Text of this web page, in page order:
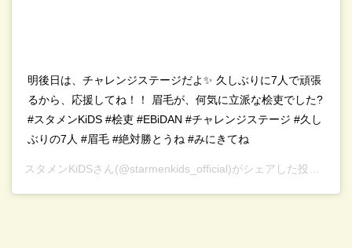
明後日は、チャレンジステージだよ✨ 久しぶりに7人で頑張
るから、応援してね！！ 眉毛が、何気に立派な桧吏でした?
#スタメンKiDS #桧吏 #EBiDAN #チャレンジステージ #久し
ぶりの7人 #眉毛 #絶対勝とうね #みにきてね
スタメンKiDSさん(@starmenkids_official)がシェアした投稿 –